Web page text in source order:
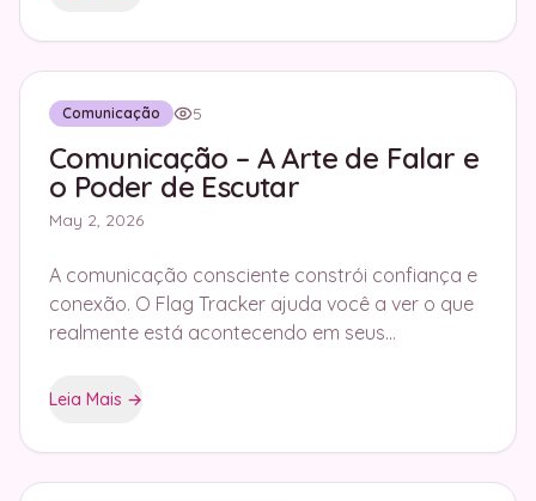
Comunicação 5
Comunicação – A Arte de Falar e
o Poder de Escutar
May 2, 2026
A comunicação consciente constrói confiança e
conexão. O Flag Tracker ajuda você a ver o que
realmente está acontecendo em seus
Leia Mais →